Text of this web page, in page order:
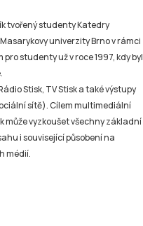
tvořený studenty Katedry
univerzity Brno v rámci
studenty už v roce 1997, kdy byl
Stisk, TV Stisk a také výstupy
sítě). Cílem multimediální
může vyzkoušet všechny základní
i související působení na
médií.